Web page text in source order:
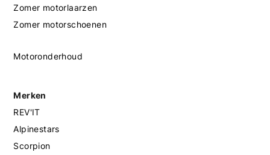
Zomer motorlaarzen
Zomer motorschoenen
Motoronderhoud
Merken
REV'IT
Alpinestars
Scorpion